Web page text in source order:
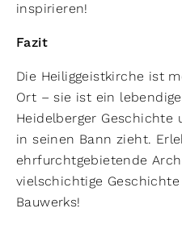
inspirieren!
Fazit
Die Heiliggeistkirche ist
Ort – sie ist ein
Heidelberger Geschichte
in seinen Bann zieht.
ehrfurchtgebietende
vielschichtige
Bauwerks!